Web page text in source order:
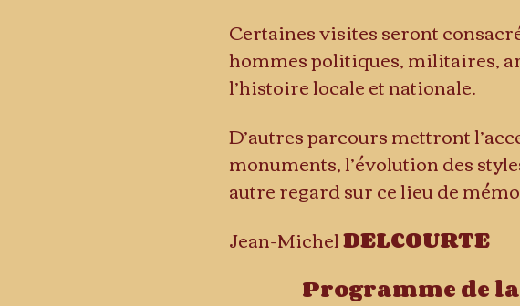
Certaines visites seront
hommes politiques, militaires,
l’histoire locale et nationale.
D’autres parcours mettront
monuments, l’évolution des
autre regard sur ce lieu de
Jean-Michel DELCOURTE
Programme de